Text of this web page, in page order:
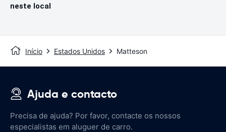
neste local
Início Estados Unidos Matteson
Ajuda e contacto
Precisa de ajuda? Por favor, contacte os nossos
especialistas em aluguer de carro.